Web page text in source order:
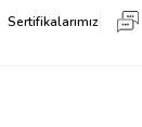
Sertifikalarımız